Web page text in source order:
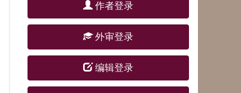
作者登录
外审登录
编辑登录